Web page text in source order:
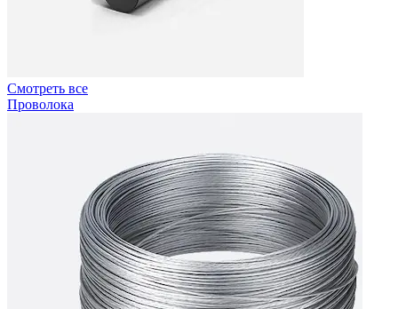
Смотреть все
Проволока